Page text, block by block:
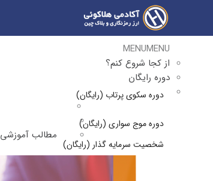
MENUMENU
از کجا شروع کنم؟
دوره رایگان
دوره سکوی پرتاب (رایگان)
دوره موج سواری (رایگان)
شخصیت سرمایه گذار (رایگان)
مطالب آموزشی